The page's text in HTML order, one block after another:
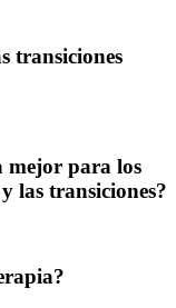
transiciones
mejor para los
las transiciones?